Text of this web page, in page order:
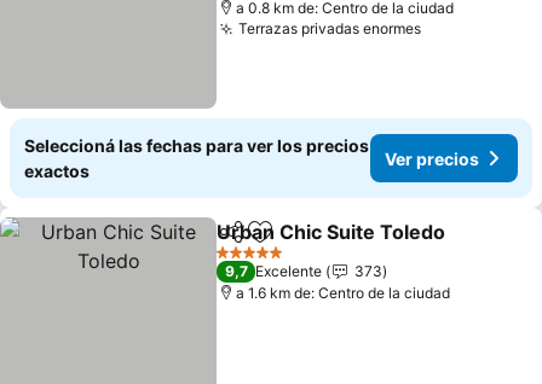
a 0.8 km de: Centro de la ciudad
Terrazas privadas enormesVer precios
Seleccioná las fechas para ver los precios
exactos
Ver precios
CompartirAñadir a favoritos
Urban Chic Suite Toledo
5 Estrellas
9,7 Excelente
373
a 1.6 km de: Centro de la ciudad